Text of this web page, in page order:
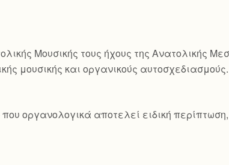
Μουσικής τους ήχους της Ανατολικής
μουσικής και οργανικούς αυτοσχεδιασμούς.
οργανολογικά αποτελεί ειδική περίπτωση,